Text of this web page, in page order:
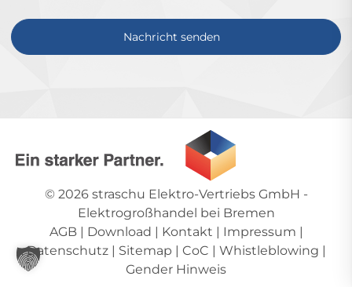
Nachricht senden
© 2026 straschu Elektro-Vertriebs GmbH -
Elektrogroßhandel bei Bremen
AGB | Download | Kontakt | Impressum |
Datenschutz| Sitemap | CoC | Whistleblowing |
Gender Hinweis